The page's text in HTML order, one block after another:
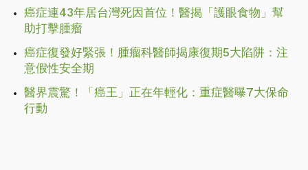
癌症連43年居台灣死因首位！醫揭「護眼食物」幫
助打擊腫瘤
癌症復發好緊張！腫瘤科醫師揭康復期5大陷阱：注
意假性安全期
醫界震驚！「癌王」正在年輕化：重症醫曝7大保命
行動